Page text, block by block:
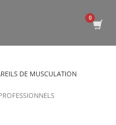
DE MUSCULATION